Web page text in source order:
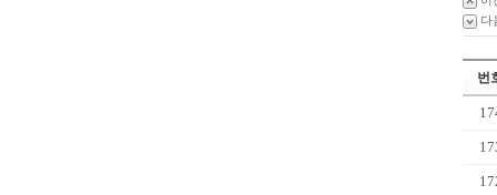
다
번